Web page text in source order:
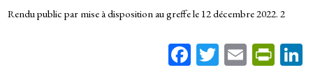
Rendu public par mise à disposition au greffe le 12 décembre 2022. 2
Fa T E Pr